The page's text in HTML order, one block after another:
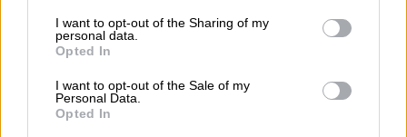
not limited to your visit or usage behaviour. You may click to
grant or deny consent to Google and its third-party tags to
use your data for below specified purposes in below Google
consent section.
I want to opt-out of the Sharing of my
personal data.
Opted In
I want to opt-out of the Sale of my
Personal Data.
Opted In
διασφάλισητηςεπάρκειαςεφοδιασμού
Ευρώπης
Ο ελληνικός μηχανισμός ανάκτησης εσόδων,
ο οποίος προτάθηκε ως ένα από τα